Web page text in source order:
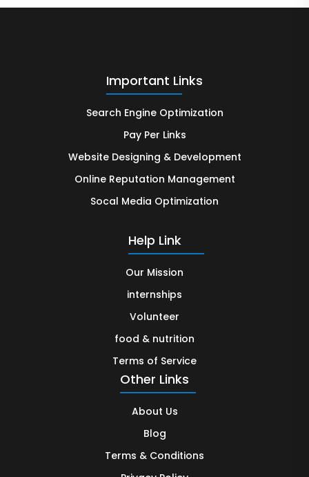
Important Links
Search Engine Optimization
Pay Per Links
Website Designing & Development
Online Reputation Management
Socal Media Optimization
Help Link
Our Mission
internships
Volunteer
food & nutrition
Terms of Service
Other Links
About Us
Blog
Terms & Conditions